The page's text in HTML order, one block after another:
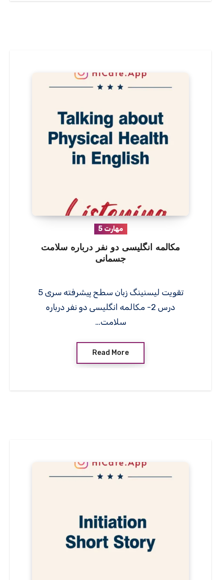
مهارت 5
مکالمه انگلیسی دو نفر درباره سلامت
جسمانی
تقویت لیسنینگ زبان سطح پیشرفته سری 5
درس 2- مکالمه انگلیسی دو نفر درباره
سلامت…
Read More